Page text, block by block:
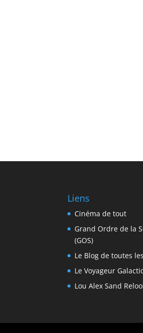
Liens
Cinéma de tout
Grand Ordre de la
(GOS)
Le Blog de toutes
Le Voyageur
Lou Alex Sand